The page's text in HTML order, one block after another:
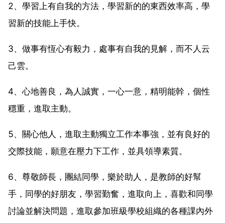
2、學習上有自我的方法，學習新的的東西效率高，學
習新的技能上手快。
3、做事有恆心有毅力，處事有自我的見解，而不人云
己雲。
4、心地善良，為人誠實，一心一意，精明能幹，個性
穩重，進取主動。
5、關心他人，進取主動獨立工作本事強，並有良好的
交際技能，願意在壓力下工作，並具領導素質。
6、尊敬師長，團結同學，樂於助人，是教師的好幫
手，同學的好朋友，學習勤奮，進取向上，喜歡和同學
討論並解決問題，進取參加班級學校組織的各種課內外